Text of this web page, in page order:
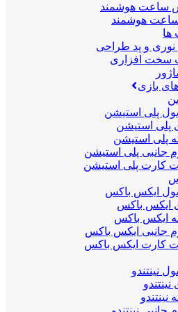
ساعت هوشمند
ساعت هوشمند
ها
نوری و پد طراحی
سخت افزاری
بازی
پلی استیشن
پلی استیشن
پلی استیشن
جانبی پلی استیشن
کارت پلی استیشن
ایکس باکس
ایکس باکس
ایکس باکس
جانبی ایکس باکس
کارت ایکس باکس
نینتندو
نینتندو
نینتندو